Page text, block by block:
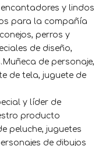
y lindos
para la compañía
perros y
de diseño,
de personaje,
de tela, juguete de
y líder de
producto
peluche, juguetes
de dibujos